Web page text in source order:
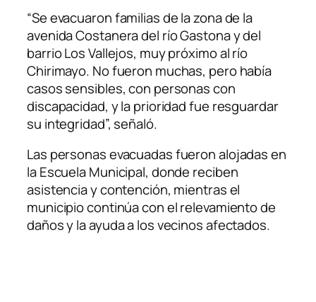
“Se evacuaron familias de la zona de la
avenida Costanera del río Gastona y del
barrio Los Vallejos, muy próximo al río
Chirimayo. No fueron muchas, pero había
casos sensibles, con personas con
discapacidad, y la prioridad fue resguardar
su integridad”, señaló.
Las personas evacuadas fueron alojadas en
la Escuela Municipal, donde reciben
asistencia y contención, mientras el
municipio continúa con el relevamiento de
daños y la ayuda a los vecinos afectados.